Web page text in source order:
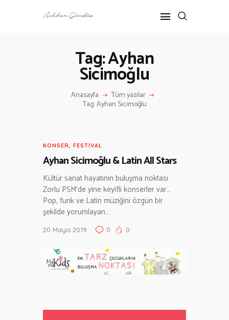
Tag: Ayhan
Sicimoğlu
Anasayfa Tüm yazılar
Tag: Ayhan Sicimoğlu
ANASAYFA
ANNE-ÇOCUK
İLETIŞIM
KONSER, FESTIVAL
Ayhan Sicimoğlu & Latin All Stars
Kültür sanat hayatının buluşma noktası
Zorlu PSM’de yine keyifli konserler var…
Pop, funk ve Latin müziğini özgün bir
şekilde yorumlayan…
20 Mayıs 2019 0 0